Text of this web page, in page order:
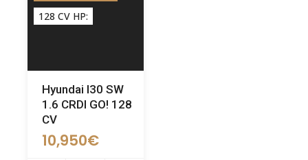
128 CV HP:
Hyundai I30 SW
1.6 CRDI GO! 128
CV
10,950€